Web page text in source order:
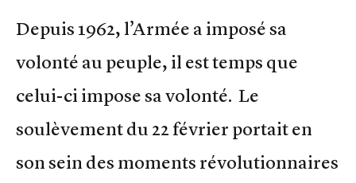
Depuis 1962, l’Armée a imposé sa
volonté au peuple, il est temps que
celui-ci impose sa volonté. Le
soulèvement du 22 février portait en
son sein des moments révolutionnaires